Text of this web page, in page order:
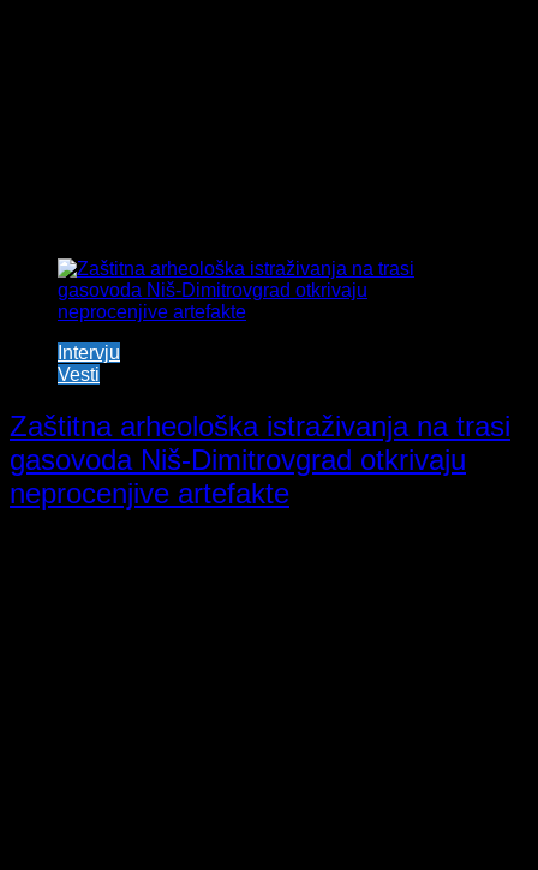
Intervju
Vesti
Zaštitna arheološka istraživanja na trasi
gasovoda Niš-Dimitrovgrad otkrivaju
neprocenjive artefakte